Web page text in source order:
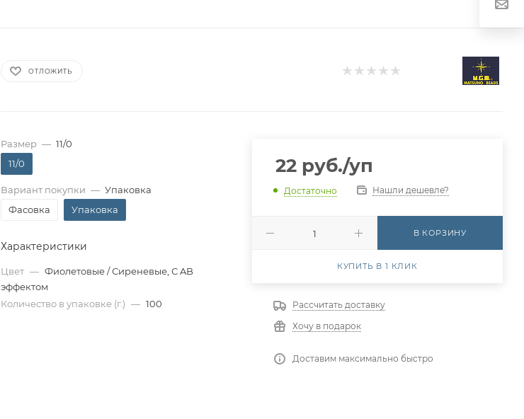
ОТЛОЖИТЬ
Размер — 11/0
11/0
Вариант покупки — Упаковка
Фасовка
Упаковка
Характеристики
Цвет — Фиолетовые / Сиреневые, С AB
эффектом
Количество в упаковке (г.) — 100
22руб./уп
Достаточно Нашли дешевле?
В КОРЗИНУ
КУПИТЬ В 1 КЛИК
Рассчитать доставку
Хочу в подарок
Доставим максимально быстро